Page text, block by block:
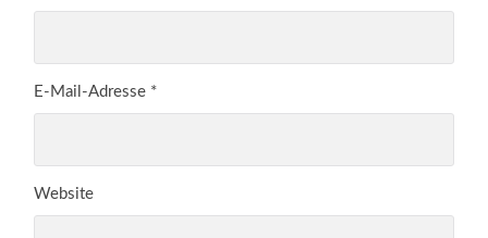
E-Mail-Adresse *
Website